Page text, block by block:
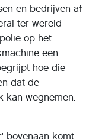
en bedrijven af
ter wereld
op het
een
hoe die
dat de
kan wegnemen.
bovenaan komt